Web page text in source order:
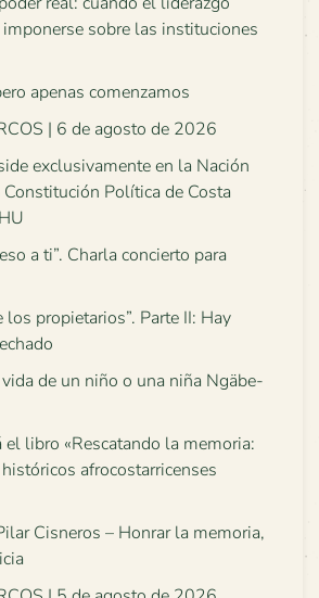
sobre las instituciones
apenas comenzamos
| 6 de agosto de 2026
exclusivamente en la Nación
Política de Costa
a ti”. Charla concierto para
los propietarios”. Parte II: Hay
de un niño o una niña Ngäbe-
el libro «Rescatando la memoria:
afrocostarricenses
Cisneros – Honrar la memoria,